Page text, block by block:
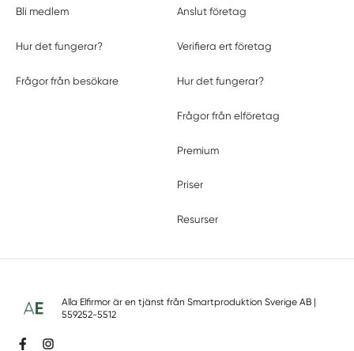
Bli medlem
Hur det fungerar?
Frågor från besökare
Anslut företag
Verifiera ert företag
Hur det fungerar?
Frågor från elföretag
Premium
Priser
Resurser
Alla Elfirmor är en tjänst från Smartproduktion Sverige AB|
559252-5512